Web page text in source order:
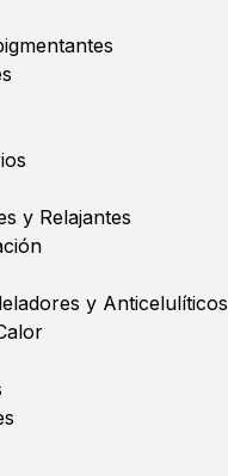
y Relajantes
y Anticelulíticos